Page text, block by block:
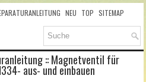
NEU TOP SITEMAP
:: Magnetventil für
aus- und einbauen